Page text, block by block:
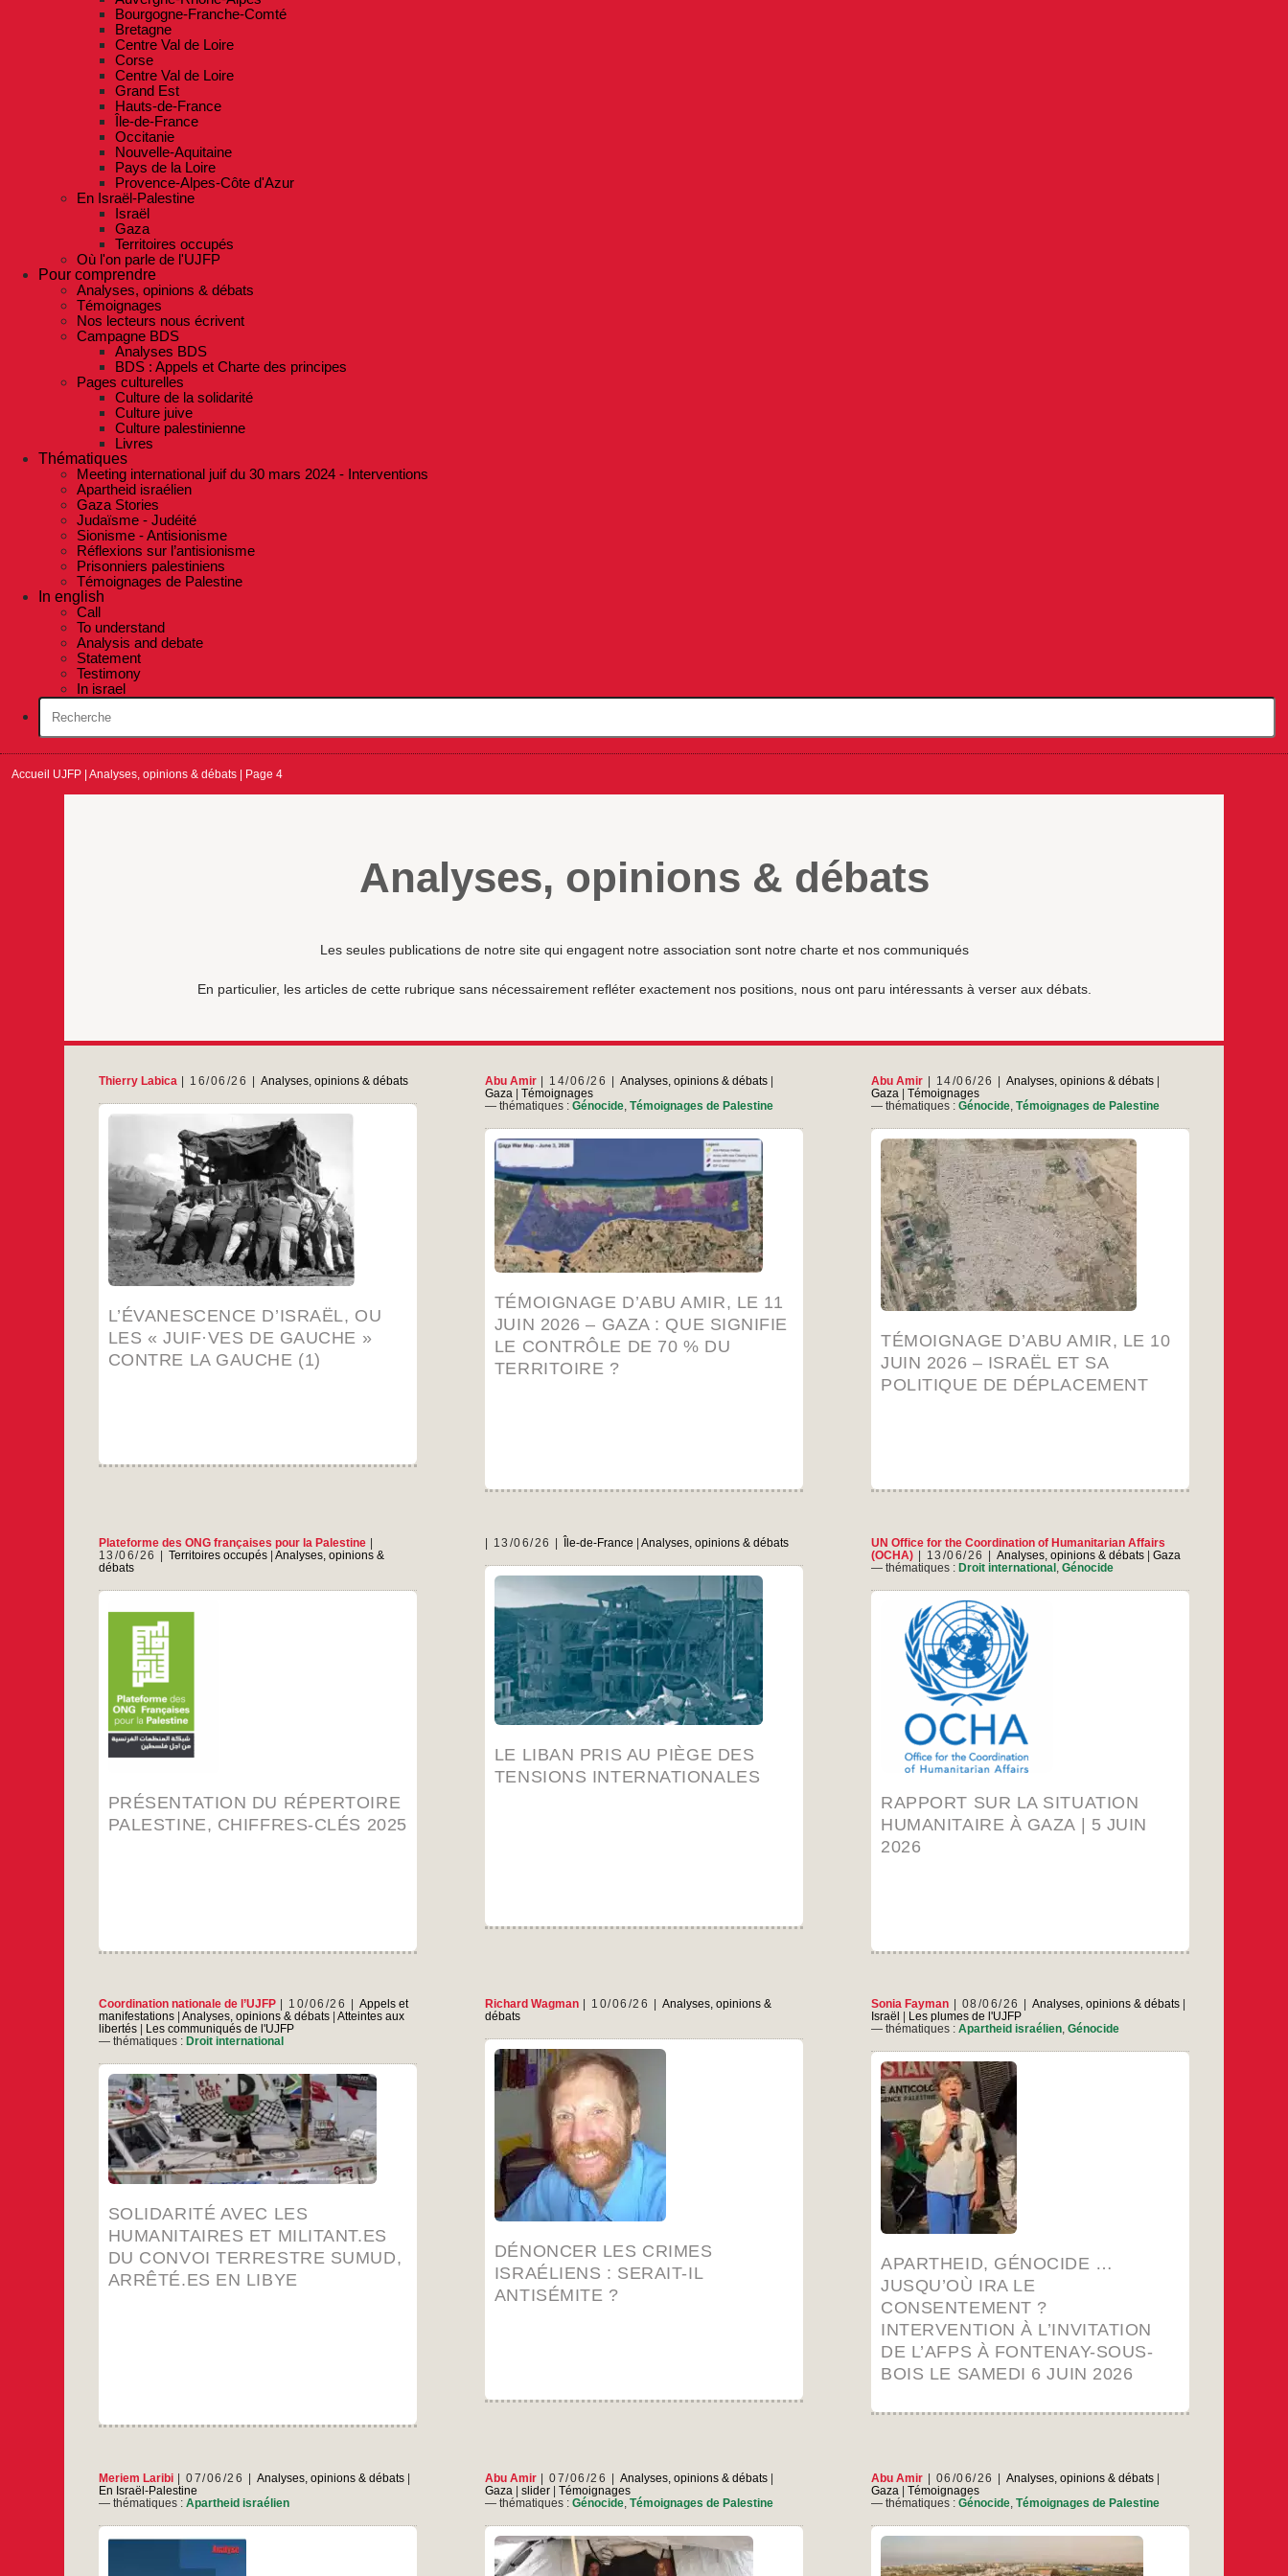
Bourgogne-Franche-Comté
Bretagne
Centre Val de Loire
Corse
Centre Val de Loire
Grand Est
Hauts-de-France
Île-de-France
Occitanie
Nouvelle-Aquitaine
Pays de la Loire
Provence-Alpes-Côte d'Azur
En Israël-Palestine
Israël
Gaza
Territoires occupés
Où l'on parle de l'UJFP
Pour comprendre
Analyses, opinions & débats
Témoignages
Nos lecteurs nous écrivent
Campagne BDS
Analyses BDS
BDS : Appels et Charte des principes
Pages culturelles
Culture de la solidarité
Culture juive
Culture palestinienne
Livres
Thématiques
Meeting international juif du 30 mars 2024 - Interventions
Apartheid israélien
Gaza Stories
Judaïsme - Judéité
Sionisme - Antisionisme
Réflexions sur l’antisionisme
Prisonniers palestiniens
Témoignages de Palestine
In english
Call
To understand
Analysis and debate
Statement
Testimony
In israel
Accueil UJFP |Analyses, opinions & débats Page 4
Analyses, opinions & débats
Les seules publications de notre site qui engagent notre association sont notre charte et nos communiqués
En particulier, les articles de cette rubrique sans nécessairement refléter exactement nos positions, nous ont paru intéressants à verser aux débats.
Thierry Labica 16/06/26 Analyses, opinions & débats
L’ÉVANESCENCE D’ISRAËL, OU
LES « JUIF·VES DE GAUCHE »
CONTRE LA GAUCHE (1)
L’UJFP vous propose, avec l’aimable
autorisation de la Revue des livres et des idées,
deux articles de Thierry Labica parus
respectivement les 4 et 12 mai 2026 dans cette
nouvelle revue que nous vous conseillons. 4
mai 2026 Depuis le 7-Octobre, des
intellectuel·les et militant·es se définissant
comme « sionistes de
…
L’évanescence
d’Israël,
ou
les
de
gauche »
contre
la
Abu Amir 14/06/26 Analyses, opinions & débats|
Gaza
Témoignages
— thématiques : Génocide, Témoignages de Palestine
TÉMOIGNAGE D’ABU AMIR, LE 11
JUIN 2026 – GAZA : QUE SIGNIFIE
LE CONTRÔLE DE 70 % DU
TERRITOIRE ?
Un texte qui décrit l’expansion militaire et la
redéfinition de la géographie La guerre dans la
bande de Gaza ne se limite plus aux opérations
militaires traditionnelles ou aux affrontements
directs sur le terrain. Elle prend désormais des
dimensions plus complexes liées à la
reconfiguration de la réalité géographique et
…
Témoignage
d’Abu
le
11
juin
2026
–
Gaza
70
%
?
Abu Amir 14/06/26 Analyses, opinions & débats
Gaza |Témoignages
— thématiques :Génocide ,Témoignages de Palestine
TÉMOIGNAGE D’ABU AMIR, LE 10
JUIN 2026 – ISRAËL ET SA
POLITIQUE DE DÉPLACEMENT
La guerre contre la bande de Gaza n’est plus
simplement une confrontation militaire entre
deux parties en conflit. Elle s’est transformée en
une réalité globale qui a profondément remodelé
la vie de plus de deux millions de Palestiniens
vivant dans l’une des régions les plus
densément peuplées du monde. Depuis
…
Témoignage
d’Abu
Amir,
le
10
juin
2026
–
Israël
et
Plateforme des ONG françaises pour la Palestine
13/06/26
Territoires occupés |Analyses, opinions &
débats
PRÉSENTATION DU RÉPERTOIRE
PALESTINE, CHIFFRES-CLÉS 2025
Le “Répertoire Palestine, Chiffres-clés 2025” de
la Plateforme des ONG françaises pour la
Palestine naît de deux constats : celui de
l’invisibilisation incessante et croissante des
réalités palestiniennes, en France et au-delà, et
du besoin de mettre à la disposition de toutes et
tous des données sourcées et vérifiées. Les
Présentation
Répertoire
clés
2025
13/06/26 Île-de-France |Analyses, opinions & débats
LE LIBAN PRIS AU PIÈGE DES
TENSIONS INTERNATIONALES
Mardi 16 juin 2026 | 15h-17h En ligne et en
présentiel ATTENTION : horaire décalé
Rencontre avec : Elena Aoun, professeure et
chercheure en relations internationales à
l’Université catholique de Louvain et membre du
Centre d’études des crises et des conflits
internationaux (Cecri) et du groupe d’études et
de recherches sur le
…
Le
Liban
au
piège
des
UN Office for the Coordination of Humanitarian Affairs
(OCHA)
13/06/26 Analyses, opinions & débats |Gaza
— thématiques : Droit international ,Génocide
RAPPORT SUR LA SITUATION
HUMANITAIRE À GAZA | 5 JUIN
2026
Le rapport complet en anglais ICI. Faits saillants
Les risques pour la santé posés par les
ravageurs et les rongeurs à Gaza restent
élevés alors que les restrictions persistent sur
l’accès aux décharges et sur l’importation
d’articles essentiels, malgré les efforts
d’atténuation en cours mis en œuvre avec les
Rapport
situation
à
Gaza
|
Coordination nationale de l’UJFP 10/06/26
Appels et
manifestations| Analyses, opinions & débats| Atteintes aux
libertés|
Les communiqués de l'UJFP
— thématiques : Droit international
SOLIDARITÉ AVEC LES
HUMANITAIRES ET MILITANT.ES
DU CONVOI TERRESTRE SUMUD,
ARRÊTÉ.ES EN LIBYE
L’Union juive française pour la paix exprime sa
plus vive inquiétude et sa solidarité pleine et
entière avec les dix humanitaires et militant.es
internationaux arrêté.es le 24 mai 2026 et
actuellement toujours détenus en Libye. Leur
« crime » ? Faire partie d’un convoi civil et
humanitaire destiné aux habitants de Gaza,
Solidarité
les
humanitaires
et
militant.es
Richard Wagman 10/06/26
Analyses, opinions &
débats
DÉNONCER LES CRIMES
ISRAÉLIENS : SERAIT-IL
ANTISÉMITE ?
Forum animé par Richard Wagman à la Fête de
Lutte Ouvrière, le 25/05/26 Ce document ne
reflète pas la politique de rigueur rédactionnelle
et de vérification des données que les
préposé.es à la publication essaient d’avoir.
Sonia Fayman 08/06/26 Analyses, opinions & débats
Israël
Les plumes de l'UJFP
— thématiques :Apartheid israélien ,Génocide
APARTHEID, GÉNOCIDE …
JUSQU’OÙ IRA LE
CONSENTEMENT ?
INTERVENTION À L’INVITATION
DE L’AFPS À FONTENAY-SOUS-
BOIS LE SAMEDI 6 JUIN 2026
On le sait, la population israélienne, dans sa
très grande majorité, soutient, non pas son
gouvernement (nombreuses manifestations
contre lui ces dernières années), mais le
régime sioniste conquérant, raciste, ignorant
des Palestiniens et engagé depuis près de trois
ans dans la phase (ultime ?) du génocide
…
Apartheid,
génocide
…
Jusqu’où
le
consentement ?
Intervention
à
l’invitation
de
l’AFPS
à
Bois
juin
2026
Meriem Laribi 07/06/26 Analyses, opinions & débats|
En Israël-Palestine
— thématiques : Apartheid israélien
Le 2 juin 2026 « Il n’y a pas d’apartheid en Israël
Abu Amir 07/06/26 Analyses, opinions & débats|
Gaza
slider| Témoignages
— thématiques : Génocide, Témoignages de Palestine
Les habitants de Gaza ne cherchent plus les
Abu Amir 06/06/26 Analyses, opinions & débats
Gaza |Témoignages
— thématiques :Génocide ,Témoignages de Palestine
Je n’ai pas choisi d’être le témoin de tant